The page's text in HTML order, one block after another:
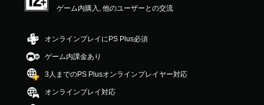
ゲーム内購入, 他のユーザーとの交流
オンラインプレイにPS Plus必須
ゲーム内課金あり
3人までのPS Plusオンラインプレイヤー対応
オンラインプレイ対応